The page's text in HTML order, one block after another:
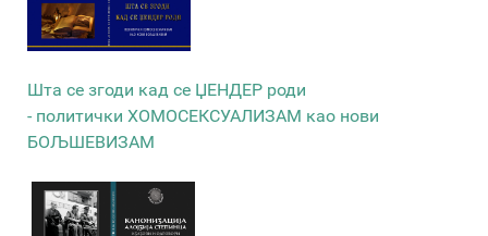
Шта се згоди кад се ЏЕНДЕР роди
- политички ХОМОСЕКСУАЛИЗАМ као нови
БОЉШЕВИЗАМ